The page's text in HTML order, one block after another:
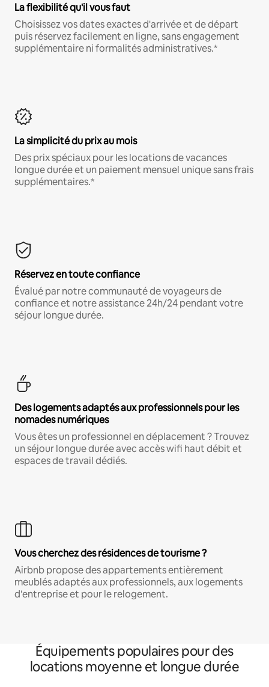
La flexibilité qu'il vous faut
Choisissez vos dates exactes d'arrivée et de départ
puis réservez facilement en ligne, sans engagement
supplémentaire ni formalités administratives.*
La simplicité du prix au mois
Des prix spéciaux pour les locations de vacances
longue durée et un paiement mensuel unique sans frais
supplémentaires.*
Réservez en toute confiance
Évalué par notre communauté de voyageurs de
confiance et notre assistance 24h/24 pendant votre
séjour longue durée.
Des logements adaptés aux professionnels pour les
nomades numériques
Vous êtes un professionnel en déplacement ? Trouvez
un séjour longue durée avec accès wifi haut débit et
espaces de travail dédiés.
Vous cherchez des résidences de tourisme ?
Airbnb propose des appartements entièrement
meublés adaptés aux professionnels, aux logements
d'entreprise et pour le relogement.
Équipements populaires pour des
locations moyenne et longue durée